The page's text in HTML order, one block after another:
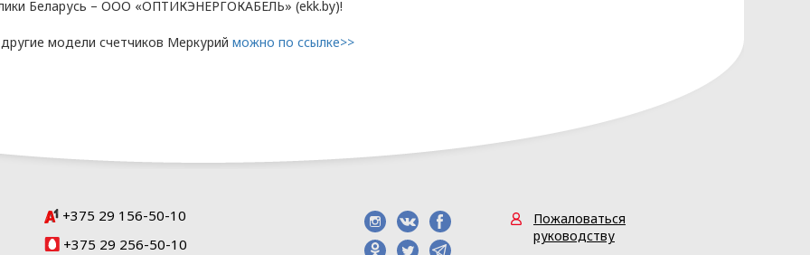
Беларусь – ООО «ОПТИКЭНЕРГОКАБЕЛЬ» (ekk.by)!
модели счетчиков Меркурий можно по ссылке>>
+375 29 156-50-10
+375 29 256-50-10
Пожаловаться
руководству
отношений
данных
в отношении обработки персональных данных основывается на следующих
данных);
N 455-З «Об информации,